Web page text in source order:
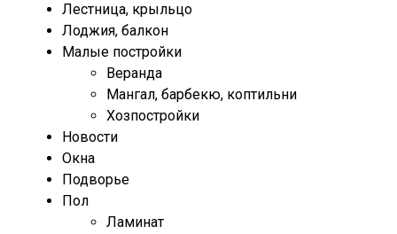
Лестница, крыльцо
Лоджия, балкон
Малые постройки
Веранда
Мангал, барбекю, коптильни
Хозпостройки
Новости
Окна
Подворье
Пол
Ламинат